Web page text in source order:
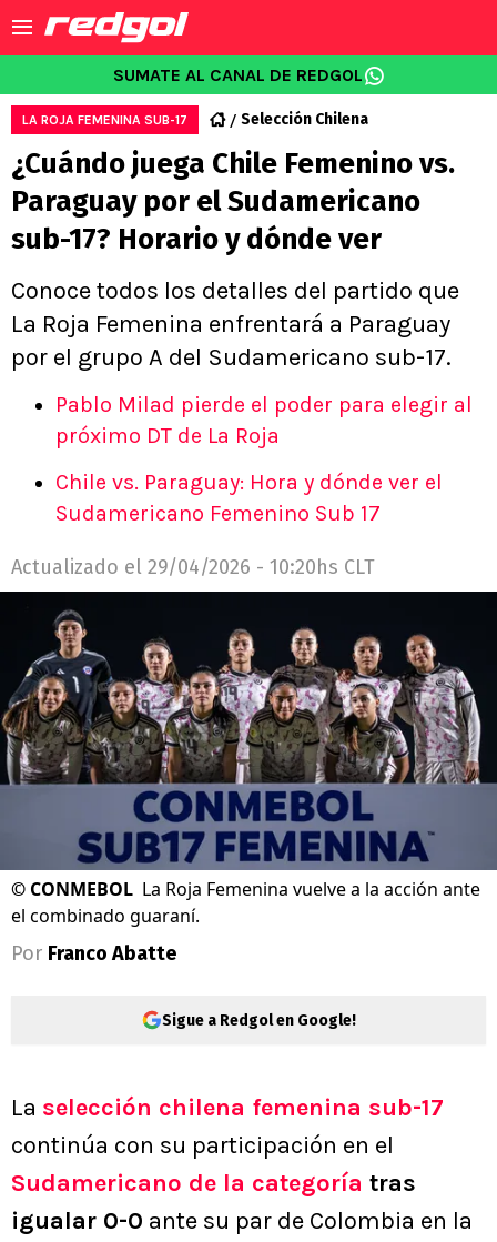
SUMATE AL CANAL DE REDGOL
LA ROJA FEMENINA SUB-17 Selección Chilena
¿Cuándo juega Chile Femenino vs.
Paraguay por el Sudamericano
sub-17? Horario y dónde ver
Conoce todos los detalles del partido que
La Roja Femenina enfrentará a Paraguay
por el grupo A del Sudamericano sub-17.
Pablo Milad pierde el poder para elegir al
próximo DT de La Roja
Chile vs. Paraguay: Hora y dónde ver el
Sudamericano Femenino Sub 17
Actualizado el 29/04/2026 - 10:20hs CLT
© CONMEBOL La Roja Femenina vuelve a la acción ante
el combinado guaraní.
Por Franco Abatte
Sigue a Redgol en Google!
La selección chilena femenina sub-17
continúa con su participación en el
Sudamericano de la categoría tras
igualar 0-0 ante su par de Colombia en la